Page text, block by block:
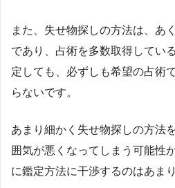
また、失せ物探しの方法は、あ
であり、占術を多数取得してい
定しても、必ずしも希望の占術
らないです。
あまり細かく失せ物探しの方法
囲気が悪くなってしまう可能性
に鑑定方法に干渉するのはあま